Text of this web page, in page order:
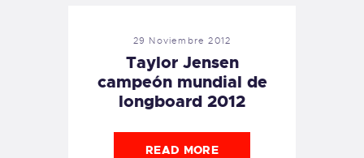
29 Noviembre 2012
Taylor Jensen
campeón mundial de
longboard 2012
READ MORE